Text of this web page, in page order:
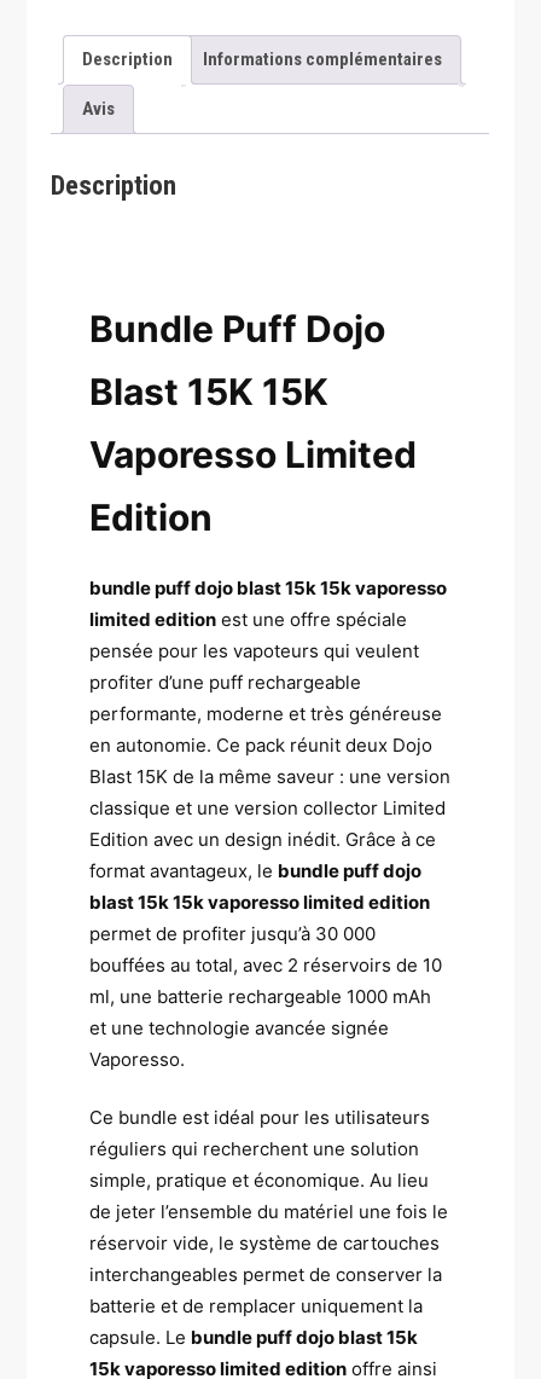
Description Informations complémentaires
Avis
Description
Bundle Puff Dojo
Blast 15K 15K
Vaporesso Limited
Edition
bundle puff dojo blast 15k 15k vaporesso
limited edition est une offre spéciale
pensée pour les vapoteurs qui veulent
profiter d’une puff rechargeable
performante, moderne et très généreuse
en autonomie. Ce pack réunit deux Dojo
Blast 15K de la même saveur : une version
classique et une version collector Limited
Edition avec un design inédit. Grâce à ce
format avantageux, le bundle puff dojo
blast 15k 15k vaporesso limited edition
permet de profiter jusqu’à 30 000
bouffées au total, avec 2 réservoirs de 10
ml, une batterie rechargeable 1000 mAh
et une technologie avancée signée
Vaporesso.
Ce bundle est idéal pour les utilisateurs
réguliers qui recherchent une solution
simple, pratique et économique. Au lieu
de jeter l’ensemble du matériel une fois le
réservoir vide, le système de cartouches
interchangeables permet de conserver la
batterie et de remplacer uniquement la
capsule. Le bundle puff dojo blast 15k
15k vaporesso limited edition offre ainsi